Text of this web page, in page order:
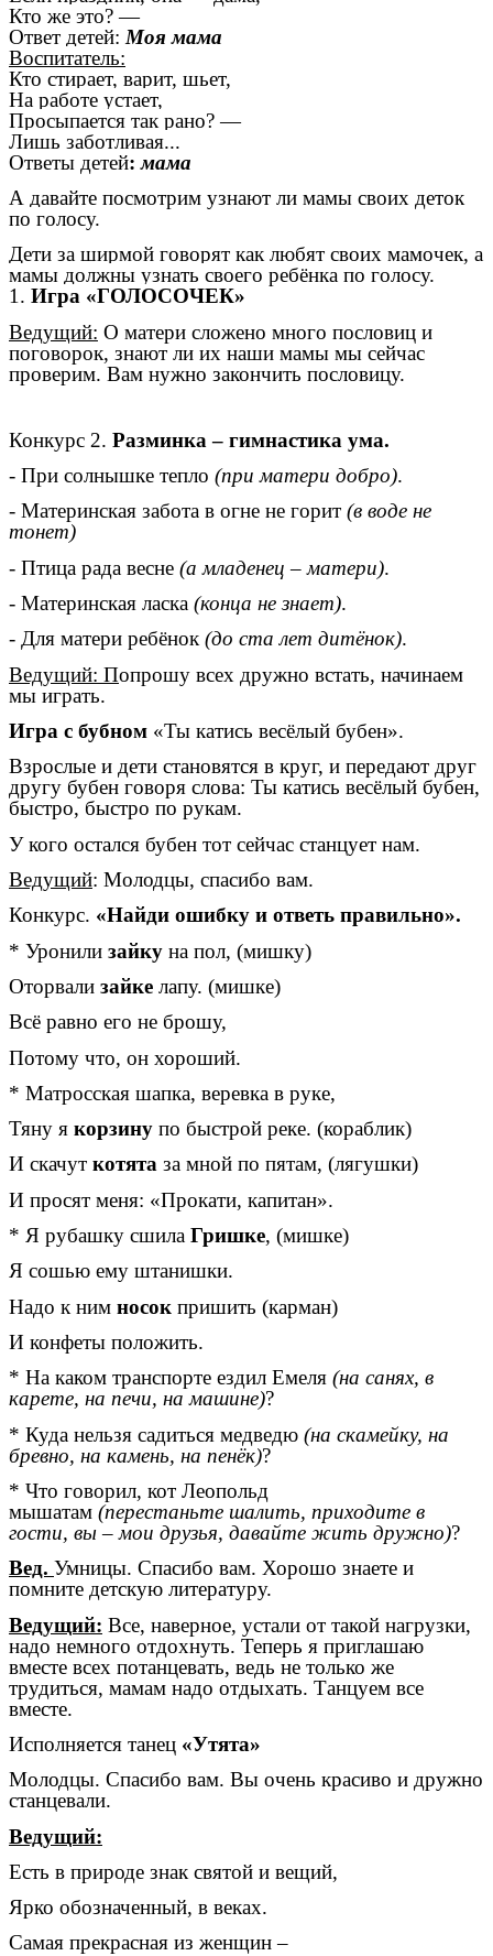
Кто же это? —
Ответ детей: Моя мама
Воспитатель:
Кто стирает, варит, шьет,
На работе устает,
Просыпается так рано? —
Лишь заботливая...
Ответы детей: мама
А давайте посмотрим узнают ли мамы своих деток
по голосу.
Дети за ширмой говорят как любят своих мамочек, а
мамы должны узнать своего ребёнка по голосу.
1. Игра «ГОЛОСОЧЕК»
Ведущий: О матери сложено много пословиц и
поговорок, знают ли их наши мамы мы сейчас
проверим. Вам нужно закончить пословицу.
Конкурс 2. Разминка – гимнастика ума.
- При солнышке тепло (при матери добро).
- Материнская забота в огне не горит (в воде не
тонет)
- Птица рада весне (а младенец – матери).
- Материнская ласка (конца не знает).
- Для матери ребёнок(до ста лет дитёнок).
Ведущий: Попрошу всех дружно встать, начинаем
мы играть.
Игра с бубном «Ты катись весёлый бубен».
Взрослые и дети становятся в круг, и передают друг
другу бубен говоря слова: Ты катись весёлый бубен,
быстро, быстро по рукам.
У кого остался бубен тот сейчас станцует нам.
Ведущий: Молодцы, спасибо вам.
Конкурс. «Найди ошибку и ответь правильно».
* Уронили зайку на пол, (мишку)
Оторвали зайке лапу. (мишке)
Всё равно его не брошу,
Потому что, он хороший.
* Матросская шапка, веревка в руке,
Тяну я корзину по быстрой реке. (кораблик)
И скачут котята за мной по пятам, (лягушки)
И просят меня: «Прокати, капитан».
* Я рубашку сшила Гришке, (мишке)
Я сошью ему штанишки.
Надо к ним носок пришить (карман)
И конфеты положить.
* На каком транспорте ездил Емеля (на санях, в
карете, на печи, на машине)?
* Куда нельзя садиться медведю (на скамейку, на
бревно, на камень, на пенёк)?
* Что говорил, кот Леопольд
мышатам (перестаньте шалить, приходите в
гости, вы – мои друзья, давайте жить дружно)?
Вед. Умницы. Спасибо вам. Хорошо знаете и
помните детскую литературу.
Ведущий: Все, наверное, устали от такой нагрузки,
надо немного отдохнуть. Теперь я приглашаю
вместе всех потанцевать, ведь не только же
трудиться, мамам надо отдыхать. Танцуем все
вместе.
Исполняется танец «Утята»
Молодцы. Спасибо вам. Вы очень красиво и дружно
станцевали.
Ведущий:
Есть в природе знак святой и вещий,
Ярко обозначенный, в веках.
Самая прекрасная из женщин –